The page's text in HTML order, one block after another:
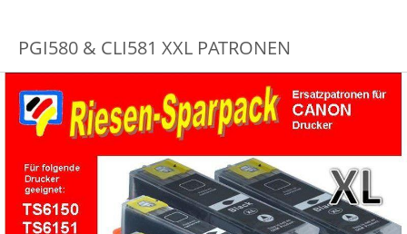
PGI580 & CLI581 XXL PATRONEN